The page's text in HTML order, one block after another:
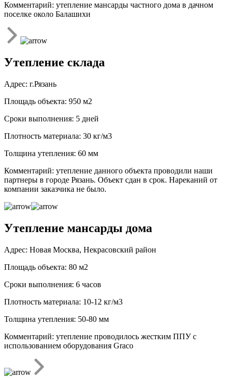
Комментарий: утепление мансарды частного дома в дачном
поселке около Балашихи
Утепление склада
Адрес: г.Рязань
Площадь объекта: 950 м2
Сроки выполнения: 5 дней
Плотность материала: 30 кг/м3
Толщина утепления: 60 мм
Комментарий: утепление данного объекта проводили наши
партнеры в городе Рязань. Объект сдан в срок. Нареканий от
компании заказчика не было.
Утепление мансарды дома
Адрес: Новая Москва, Некрасовский район
Площадь объекта: 80 м2
Сроки выполнения: 6 часов
Плотность материала: 10-12 кг/м3
Толщина утепления: 50-80 мм
Комментарий: утепление проводилось жестким ППУ с
использованием оборудования Graco